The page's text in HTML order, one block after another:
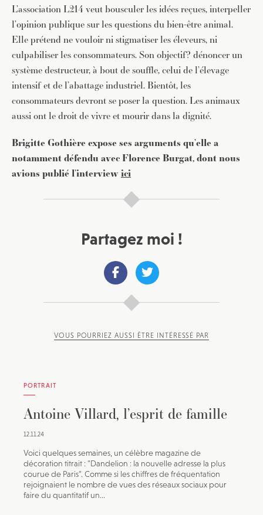
L’association L214 veut bousculer les idées reçues, interpeller
l’opinion publique sur les questions du bien-être animal.
Elle prétend ne vouloir ni stigmatiser les éleveurs, ni
culpabiliser les consommateurs. Son objectif? dénoncer un
système destructeur, à bout de souffle, celui de l’élevage
intensif et de l’abattage industriel. Bientôt, les
consommateurs devront se poser la question. Les animaux
aussi ont le droit de vivre et mourir dans la dignité.
Brigitte Gothière expose ses arguments qu’elle a
notamment défendu avec Florence Burgat, dont nous
avions publié l’interviewici
Partagez moi !
VOUS POURRIEZ AUSSI ÊTRE INTÉRESSÉ PAR
PORTRAIT
Antoine Villard, l’esprit de famille
12.11.24
Voici quelques semaines, un célèbre magazine de
décoration titrait : "Dandelion : la nouvelle adresse la plus
courue de Paris". Comme si les chiffres de fréquentation
rejoignaient le nombre de vues des réseaux sociaux pour
faire du quantitatif un...